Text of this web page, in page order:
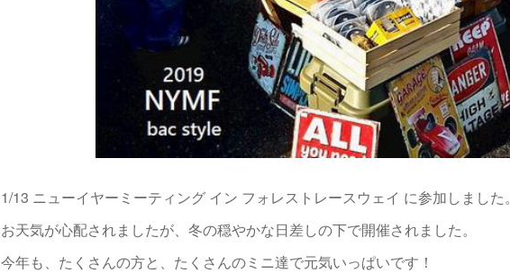
1/13 ニューイヤーミーティング イン フォレストレースウェイ に参加しました。
お天気が心配されましたが、冬の穏やかな日差しの下で開催されました。
今年も、たくさんの方と、たくさんのミニ達で元気いっぱいです！